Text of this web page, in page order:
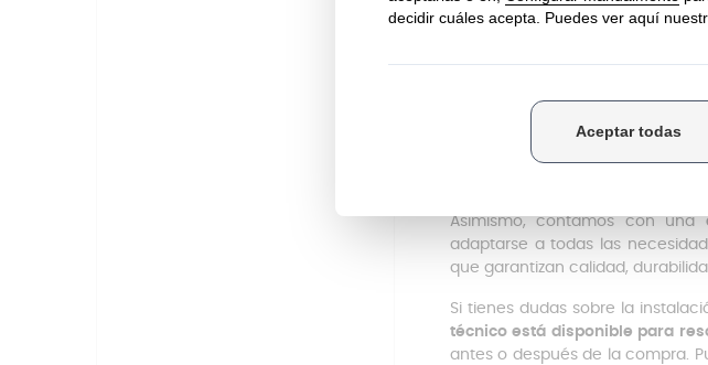
correcto.
En nuestra web, además de
gran variedad
encontrarás
Asimismo, contamos con una
adaptarse a todas las
que garantizan calidad,
Si tienes dudas sobre la
técnico está disponible para
antes o después de la compra.